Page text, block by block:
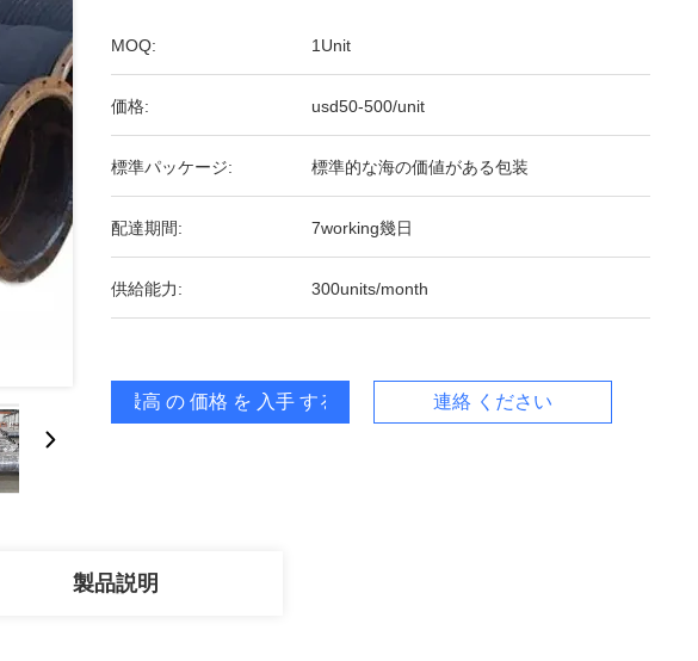
MOQ: 1Unit
価格: usd50-500/unit
標準パッケージ: 標準的な海の価値がある包装
配達期間: 7working幾日
供給能力: 300units/month
最高 の 価格 を 入手 する 連絡 ください
製品説明